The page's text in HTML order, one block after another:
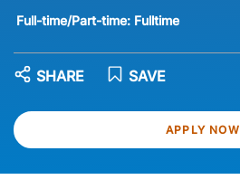
Full-time/Part-time: Fulltime
APPLY NOW
SAVE
SHARE